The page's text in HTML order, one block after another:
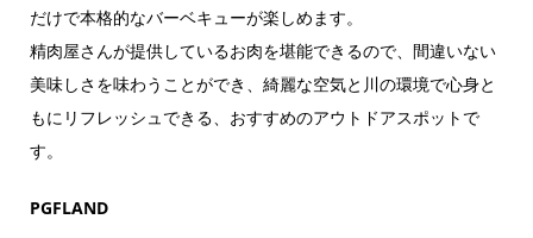
だけで本格的なバーベキューが楽しめます。
精肉屋さんが提供しているお肉を堪能できるので、間違いない
美味しさを味わうことができ、綺麗な空気と川の環境で心身と
もにリフレッシュできる、おすすめのアウトドアスポットで
す。
PGFLAND